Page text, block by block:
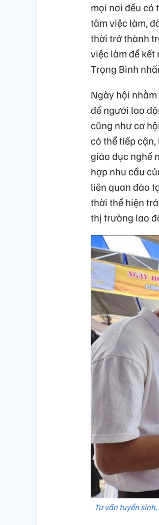
mọi nơi đều có
tâm việc làm,
thời trở thành
việc làm để
Trọng Bình
Ngày hội
để người lao
cũng như cơ
có thể tiếp
giáo dục nghề
hợp nhu cầu
liên quan đào
thời thể hiện
thị trường lao
Tư vấn tuyển